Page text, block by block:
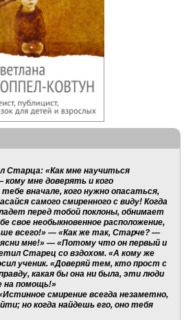
Старца: «Как мне научиться
мне доверять и кого
вначале, кого нужно опасаться,
самого смиренного с виду! Когда
перед тобой поклоны, обнимает
свое необыкновенное расположение,
всего!» — «Как же так, Старче? —
мне!» — «Потому что он первый и
Старец со вздохом. «А кому же
ученик. «Доверяй тем, кто прост с
какая бы она ни была, эти люди
на помощь!»
смирение всегда незаметно,
но когда найдешь его, оно тебя